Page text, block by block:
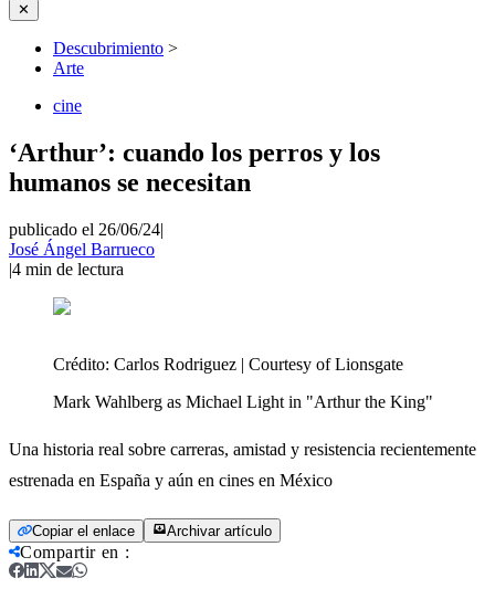
✕
Descubrimiento >
Arte
cine
‘Arthur’: cuando los perros y los
humanos se necesitan
publicado el 26/06/24|
José Ángel Barrueco
|4 min de lectura
Crédito: Carlos Rodriguez | Courtesy of Lionsgate
Mark Wahlberg as Michael Light in "Arthur the King"
Una historia real sobre carreras, amistad y resistencia recientemente
estrenada en España y aún en cines en México
Copiar el enlace Archivar artículo
Compartir en :